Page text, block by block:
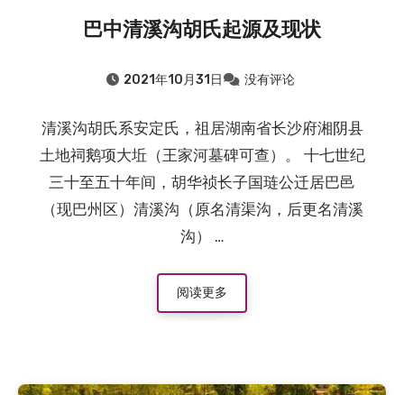
巴中清溪沟胡氏起源及现状
2021年10月31日 没有评论
清溪沟胡氏系安定氏，祖居湖南省长沙府湘阴县
土地祠鹅项大坵（王家河墓碑可查）。 十七世纪
三十至五十年间，胡华祯长子国琏公迁居巴邑
（现巴州区）清溪沟（原名清渠沟，后更名清溪
沟） …
阅读更多